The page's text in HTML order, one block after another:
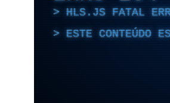
HLS.JS FATAL
ESTE CONTEÚDO